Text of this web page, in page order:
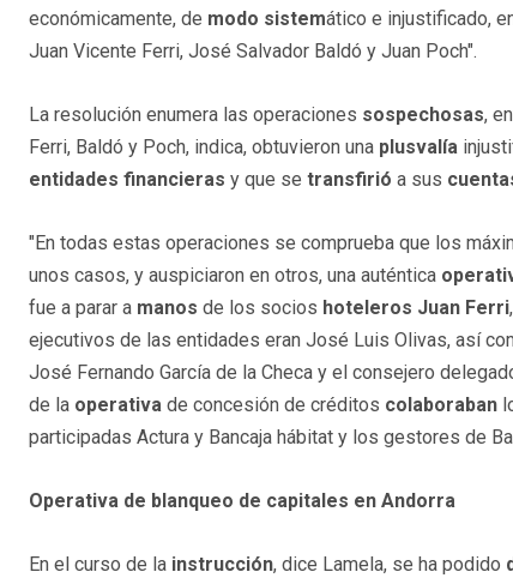
económicamente, de modo sistemático e injustificado,
Juan Vicente Ferri, José Salvador Baldó y Juan Poch".
La resolución enumera las operaciones sospechosas,
Ferri, Baldó y Poch, indica, obtuvieron una plusvalía
entidades financieras y que se transfirió a sus
"En todas estas operaciones se comprueba que los
unos casos, y auspiciaron en otros, una auténtica
fue a parar a manos de los socios hoteleros Juan Ferri,
ejecutivos de las entidades eran José Luis Olivas, así
José Fernando García de la Checa y el consejero
de la operativa de concesión de créditos colaboraban
participadas Actura y Bancaja hábitat y los gestores de
Operativa de blanqueo de capitales en Andorra
En el curso de la instrucción, dice Lamela, se ha podido